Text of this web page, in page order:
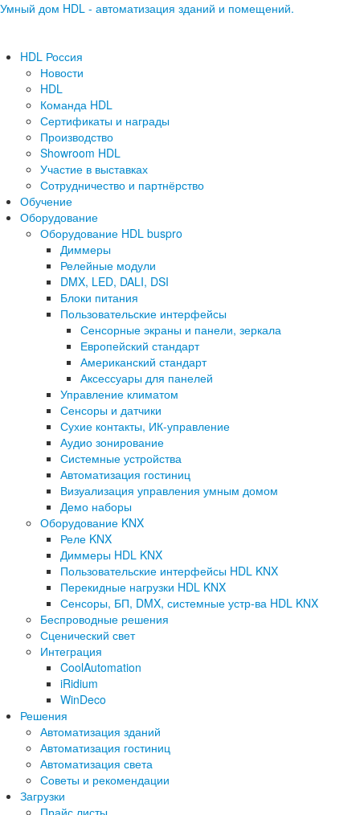
Умный дом HDL - автоматизация зданий и помещений.
HDL Россия
Новости
HDL
Команда HDL
Сертификаты и награды
Производство
Showroom HDL
Участие в выставках
Сотрудничество и партнёрство
Обучение
Оборудование
Оборудование HDL buspro
Диммеры
Релейные модули
DMX, LED, DALI, DSI
Блоки питания
Пользовательские интерфейсы
Сенсорные экраны и панели, зеркала
Европейский стандарт
Американский стандарт
Аксессуары для панелей
Управление климатом
Сенсоры и датчики
Сухие контакты, ИК-управление
Аудио зонирование
Системные устройства
Автоматизация гостиниц
Визуализация управления умным домом
Демо наборы
Оборудование KNX
Реле KNX
Диммеры HDL KNX
Пользовательские интерфейсы HDL KNX
Перекидные нагрузки HDL KNX
Сенсоры, БП, DMX, системные устр-ва HDL KNX
Беспроводные решения
Сценический свет
Интеграция
CoolAutomation
iRidium
WinDeco
Решения
Автоматизация зданий
Автоматизация гостиниц
Автоматизация света
Советы и рекомендации
Загрузки
Прайс листы